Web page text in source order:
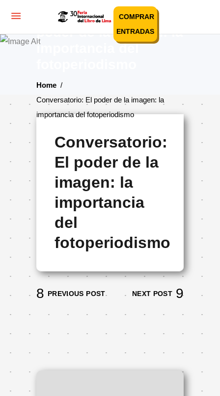
COMPRAR
ENTRADAS
Conversatorio: El
poder de la imagen: la
importancia del
Home /
Conversatorio: El poder de la imagen: la
importancia del fotoperiodismo
Conversatorio:
El poder de la
imagen: la
importancia
del
fotoperiodismo
PREVIOUS POST NEXT POST